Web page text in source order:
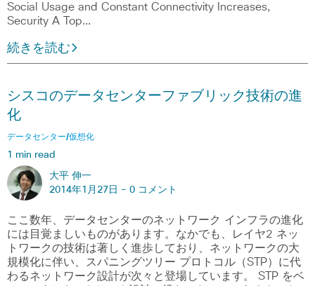
Social Usage and Constant Connectivity Increases,
Security A Top…
続きを読む
シスコのデータセンターファブリック技術の進
化
データセンター/仮想化
1 min read
大平 伸一
2014年1月27日 - 0 コメント
ここ数年、データセンターのネットワーク インフラの進化
には目覚ましいものがあります。なかでも、レイヤ2 ネッ
トワークの技術は著しく進歩しており、ネットワークの大
規模化に伴い、スパニングツリー プロトコル（STP）に代
わるネットワーク設計が次々と登場しています。 STP をベ